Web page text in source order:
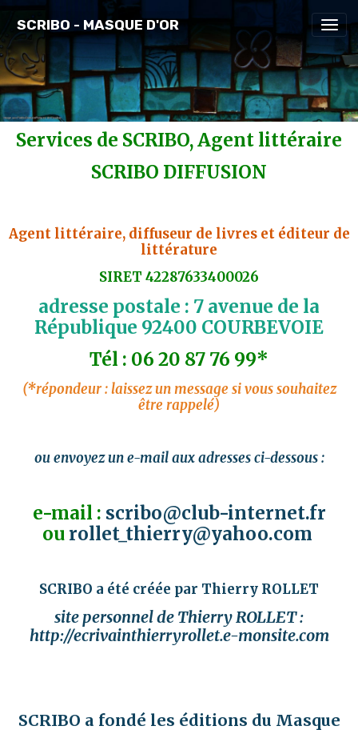
SCRIBO - MASQUE D'OR
Services de SCRIBO, Agent littéraire
SCRIBO DIFFUSION
Agent littéraire, diffuseur de livres et éditeur de
littérature
SIRET 42287633400026
adresse postale : 7 avenue de la
République 92400 COURBEVOIE
Tél : 06 20 87 76 99*
(*répondeur : laissez un message si vous souhaitez
être rappelé)
ou envoyez un e-mail aux adresses ci-dessous :
e-mail : scribo@club-internet.fr
ou rollet_thierry@yahoo.com
SCRIBO a été créée par Thierry ROLLET
site personnel de Thierry ROLLET :
http://ecrivainthierryrollet.e-monsite.com
SCRIBO a fondé les éditions du Masque